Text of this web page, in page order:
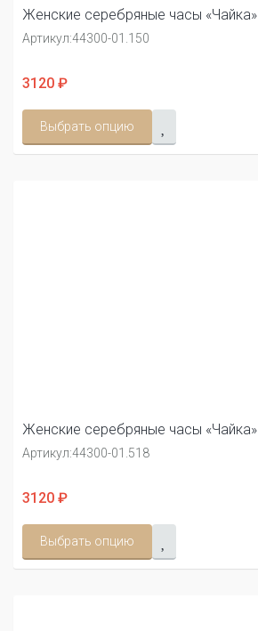
Женские серебряные часы «Чайка»
Артикул:44300-01.150
3120 ₽
Выбрать опцию
Женские серебряные часы «Чайка»
Артикул:44300-01.518
3120 ₽
Выбрать опцию